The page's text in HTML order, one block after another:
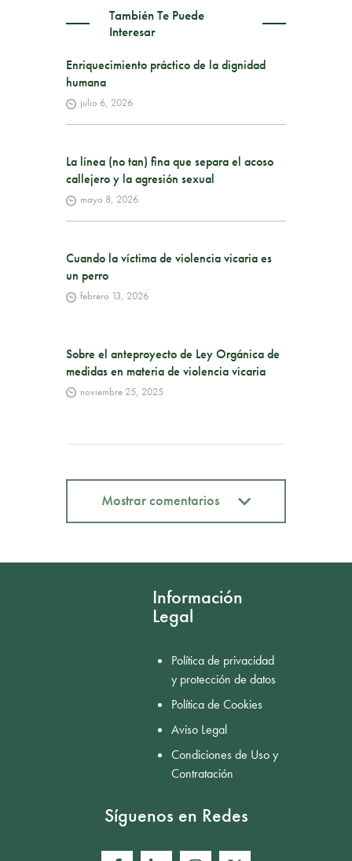
También Te Puede
Interesar
Enriquecimiento práctico de la dignidad
humana
julio 6, 2026
La línea (no tan) fina que separa el acoso
callejero y la agresión sexual
mayo 8, 2026
Cuando la víctima de violencia vicaria es
un perro
febrero 13, 2026
Sobre el anteproyecto de Ley Orgánica de
medidas en materia de violencia vicaria
noviembre 25, 2025
Mostrar comentarios
Información
Legal
Política de privacidad
y protección de datos
Política de Cookies
Aviso Legal
Condiciones de Uso y
Contratación
Síguenos en Redes